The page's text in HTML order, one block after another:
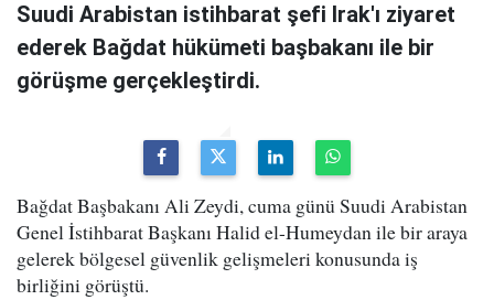
Suudi Arabistan istihbarat şefi Irak'ı ziyaret
ederek Bağdat hükümeti başbakanı ile bir
görüşme gerçekleştirdi.
Bağdat Başbakanı Ali Zeydi, cuma günü Suudi Arabistan
Genel İstihbarat Başkanı Halid el-Humeydan ile bir araya
gelerek bölgesel güvenlik gelişmeleri konusunda iş
birliğini görüştü.